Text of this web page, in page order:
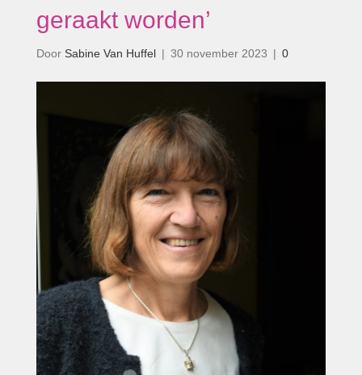
geraakt worden’
Door Sabine Van Huffel | 30 november 2023 | 0